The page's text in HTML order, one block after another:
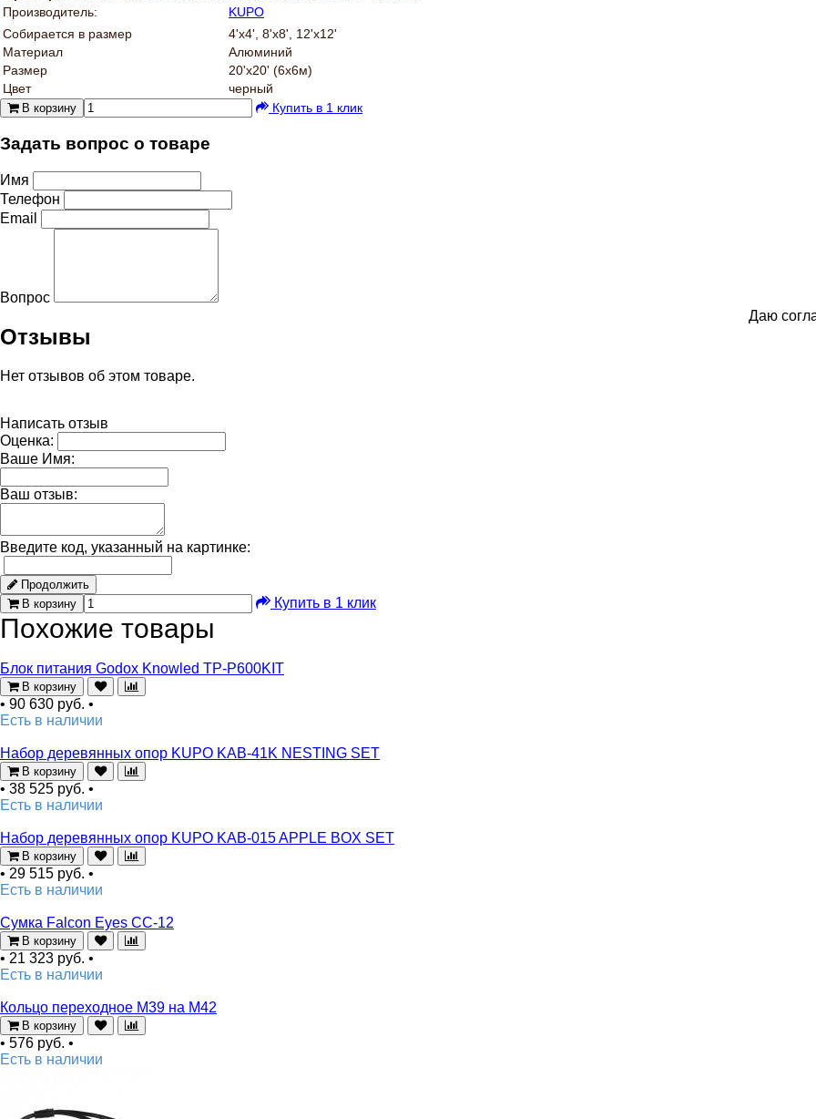
Производитель:
KUPO
Собирается в размер
4'x4', 8'x8', 12'x12'
Материал
Алюминий
Размер
20'x20' (6x6м)
Цвет
черный
В корзину Купить в 1 клик
Задать вопрос о товаре
Имя
Телефон
Email
Вопрос
Даю
Отзывы
Нет отзывов об этом товаре.
Написать отзыв
Оценка:
Ваше Имя:
Ваш отзыв:
Введите код, указанный на картинке:
Продолжить
В корзину
Купить в 1 клик
Похожие товары
Блок питания Godox Knowled TP-P600KIT
В корзину
• 90 630 руб. •
Есть в наличии
Набор деревянных опор KUPO KAB-41K NESTING SET
В корзину
• 38 525 руб. •
Есть в наличии
Набор деревянных опор KUPO KAB-015 APPLE BOX SET
В корзину
• 29 515 руб. •
Есть в наличии
Сумка Falcon Eyes СС-12
В корзину
• 21 323 руб. •
Есть в наличии
Кольцо переходное M39 на M42
В корзину
• 576 руб. •
Есть в наличии